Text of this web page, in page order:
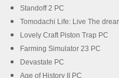
Standoff 2 PC
Tomodachi Life: Live The
Lovely Craft Piston Trap PC
Farming Simulator 23 PC
Devastate PC
Age of History II PC